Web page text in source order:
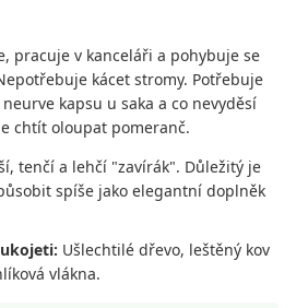
pracuje v kanceláři a pohybuje se
kácet stromy. Potřebuje
kapsu u saka a co nevyděsí
chtít oloupat pomeranč.
tenčí a lehčí "zavírák". Důležitý je
spíše jako elegantní doplněk
Ušlechtilé dřevo, leštěný kov
vlákna.